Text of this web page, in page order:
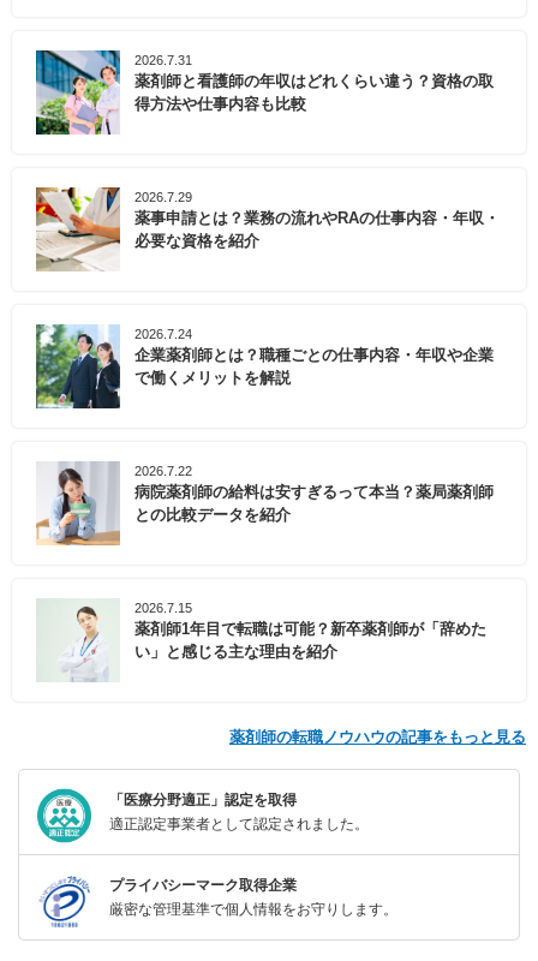
2026.7.31
薬剤師と看護師の年収はどれくらい違う？資格の取
得方法や仕事内容も比較
2026.7.29
薬事申請とは？業務の流れやRAの仕事内容・年収・
必要な資格を紹介
2026.7.24
企業薬剤師とは？職種ごとの仕事内容・年収や企業
で働くメリットを解説
2026.7.22
病院薬剤師の給料は安すぎるって本当？薬局薬剤師
との比較データを紹介
2026.7.15
薬剤師1年目で転職は可能？新卒薬剤師が「辞めた
い」と感じる主な理由を紹介
薬剤師の転職ノウハウの記事をもっと見る
「医療分野適正」認定を取得
適正認定事業者として認定されました。
プライバシーマーク取得企業
厳密な管理基準で個人情報をお守りします。